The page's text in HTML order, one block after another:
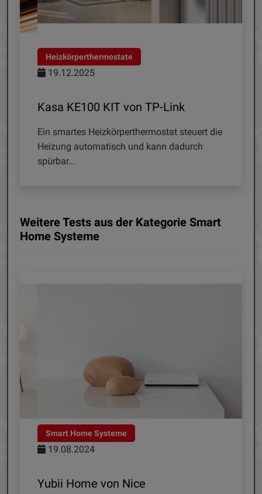
Heizkörperthermostate
19.12.2025
Kasa KE100 KIT von TP-Link
Ein smartes Heizkörperthermostat steuert die
Heizung automatisch und kann dadurch
spürbar...
Weitere Tests aus der Kategorie Smart
Home Systeme
Smart Home Systeme
19.08.2024
Yubii Home von Nice